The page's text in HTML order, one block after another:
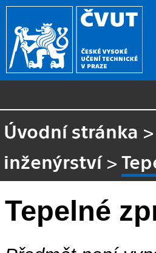
Úvodní stránka >
inženýrství>
Tepelné